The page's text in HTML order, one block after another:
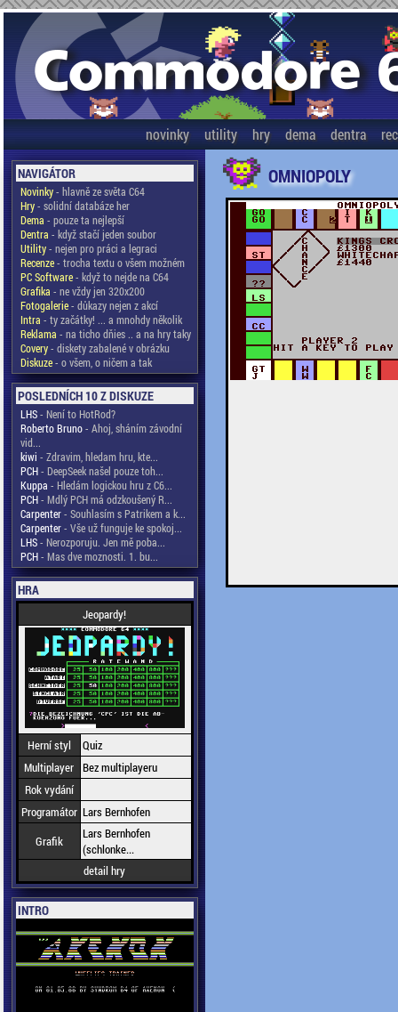
novinky utility hry dema dentra
NAVIGÁTOR
Novinky- hlavně ze světa C64
Hry- solidní databáze her
Dema - pouze ta nejlepší
Dentra - když stačí jeden soubor
Utility- nejen pro práci a legraci
Recenze- trocha textu o všem možném
PC Software- když to nejde na C64
Grafika - ne vždy jen 320x200
Fotogalerie- důkazy nejen z akcí
Intra - ty začátky! ... a mnohdy několik
Reklama - na ticho dňies .. a na hry taky
Covery- diskety zabalené v obrázku
Diskuze- o všem, o ničem a tak
POSLEDNÍCH 10 Z DISKUZE
LHS- Není to HotRod?
Roberto Bruno- Ahoj, sháním závodní
vid...
kiwi - Zdravim, hledam hru, kte...
PCH- DeepSeek našel pouze toh...
Kuppa - Hledám logickou hru z C6...
PCH- Mdlý PCH má odzkoušený R...
Carpenter- Souhlasím s Patrikem a k...
Carpenter- Vše už funguje ke spokoj...
LHS- Nerozporuju. Jen mě poba...
PCH- Mas dve moznosti. 1. bu...
HRA
Jeopardy!
Herní styl
Quiz
Multiplayer Bez multiplayeru
Rok vydání
Programátor Lars Bernhofen
Grafik
Lars Bernhofen
(schlonke...
detail hry
INTRO
OMNIOPOLY